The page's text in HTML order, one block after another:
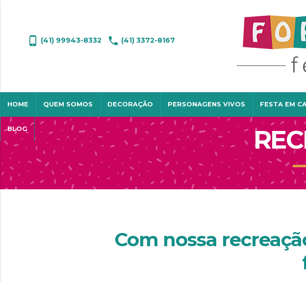
phone_android (41) 99943-8332 phone (41) 3372-8167
HOME QUEM SOMOS DECORAÇÃO PERSONAGENS VIVOS FESTA EM
BLOG
Com nossa